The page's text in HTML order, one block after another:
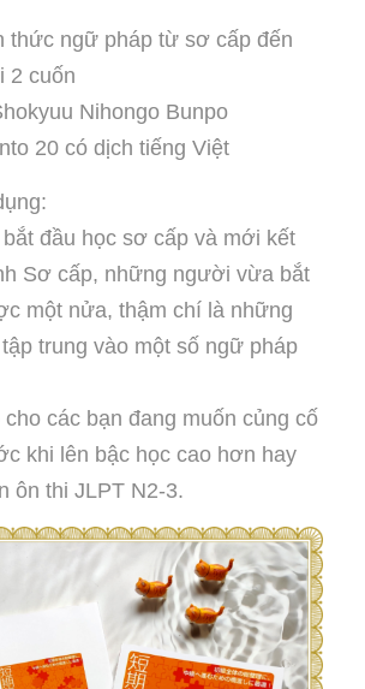
thức ngữ pháp từ sơ cấp đến
2 cuốn
Nihongo Bunpo
20 có dịch tiếng Việt
đầu học sơ cấp và mới kết
Sơ cấp, những người vừa bắt
một nửa, thậm chí là những
trung vào một số ngữ pháp
các bạn đang muốn củng cố
khi lên bậc học cao hơn hay
ôn thi JLPT N2-3.